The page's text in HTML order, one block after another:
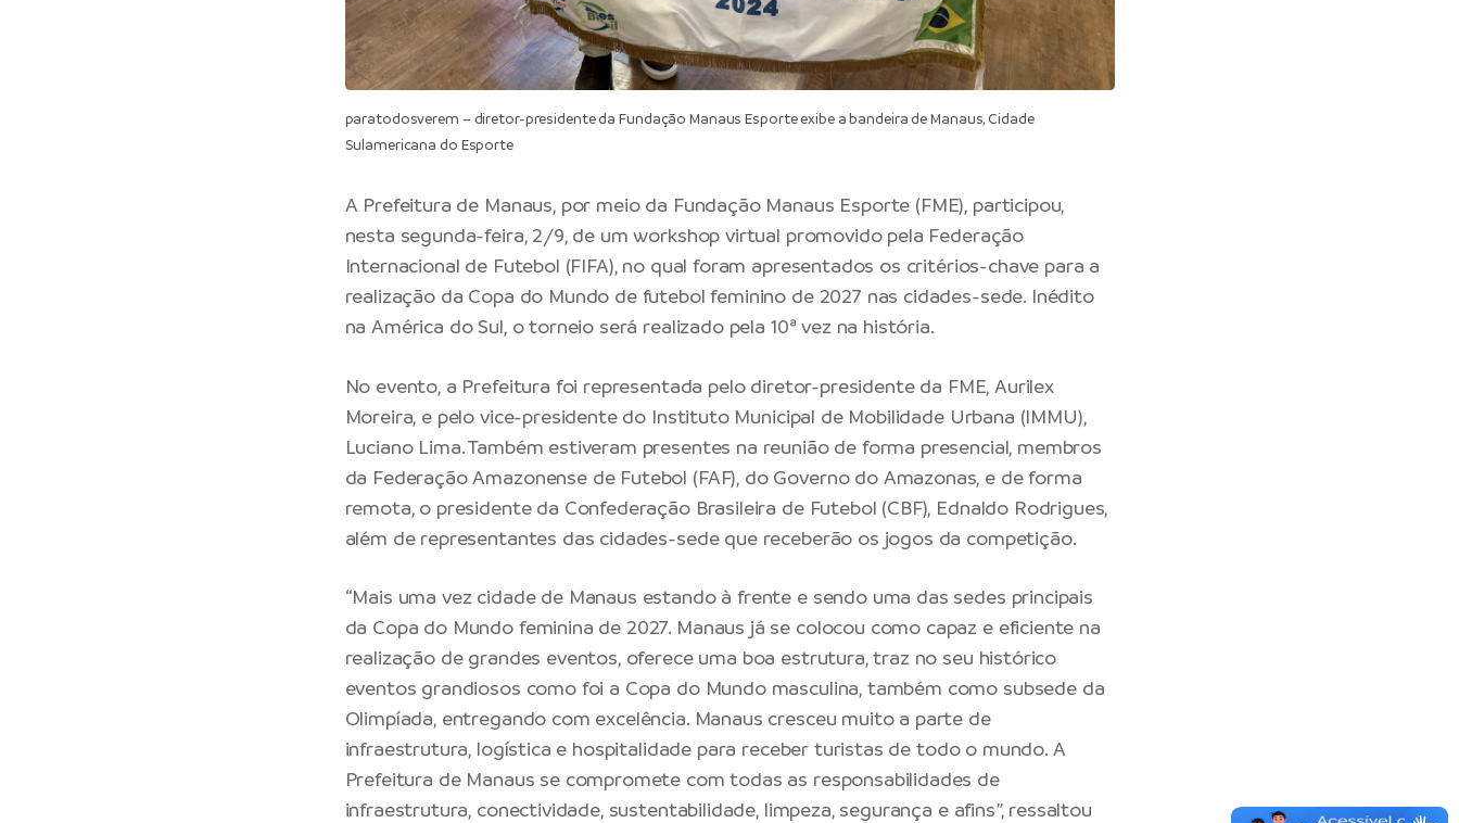
paratodosverem – diretor-presidente da Fundação Manaus Esporte exibe a bandeira de Manaus, Cidade
Sulamericana do Esporte
A Prefeitura de Manaus, por meio da Fundação Manaus Esporte (FME), participou,
nesta segunda-feira, 2/9, de um workshop virtual promovido pela Federação
Internacional de Futebol (FIFA), no qual foram apresentados os critérios-chave para a
realização da Copa do Mundo de futebol feminino de 2027 nas cidades-sede. Inédito
na América do Sul, o torneio será realizado pela 10ª vez na história.
No evento, a Prefeitura foi representada pelo diretor-presidente da FME, Aurilex
Moreira, e pelo vice-presidente do Instituto Municipal de Mobilidade Urbana (IMMU),
Luciano Lima. Também estiveram presentes na reunião de forma presencial, membros
da Federação Amazonense de Futebol (FAF), do Governo do Amazonas, e de forma
remota, o presidente da Confederação Brasileira de Futebol (CBF), Ednaldo Rodrigues,
além de representantes das cidades-sede que receberão os jogos da competição.
“Mais uma vez cidade de Manaus estando à frente e sendo uma das sedes principais
da Copa do Mundo feminina de 2027. Manaus já se colocou como capaz e eficiente na
realização de grandes eventos, oferece uma boa estrutura, traz no seu histórico
eventos grandiosos como foi a Copa do Mundo masculina, também como subsede da
Olimpíada, entregando com excelência. Manaus cresceu muito a parte de
infraestrutura, logística e hospitalidade para receber turistas de todo o mundo. A
Prefeitura de Manaus se compromete com todas as responsabilidades de
infraestrutura, conectividade, sustentabilidade, limpeza, segurança e afins”, ressaltou